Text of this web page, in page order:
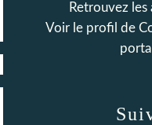
Retrouvez
Voir le profil de